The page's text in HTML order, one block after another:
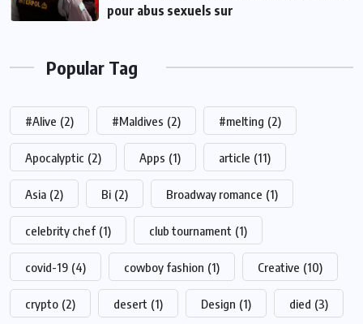
pour abus sexuels sur
Popular Tag
#Alive (2) #Maldives (2) #melting (2)
Apocalyptic (2) Apps (1) article (11)
Asia (2) Bi (2) Broadway romance (1)
celebrity chef (1) club tournament (1)
covid-19 (4) cowboy fashion (1) Creative (10)
crypto (2) desert (1) Design (1) died (3)